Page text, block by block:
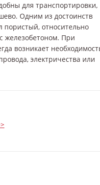
для транспортировки,
Одним из достоинств
пористый, относительно
железобетоном. При
возникает
электричества или